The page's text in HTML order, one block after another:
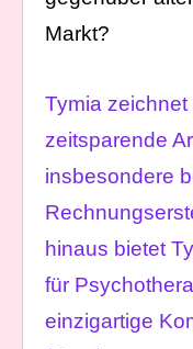
Markt?
Tymia
zeitsparende
insbesondere
hinaus bietet
für
einzigartige